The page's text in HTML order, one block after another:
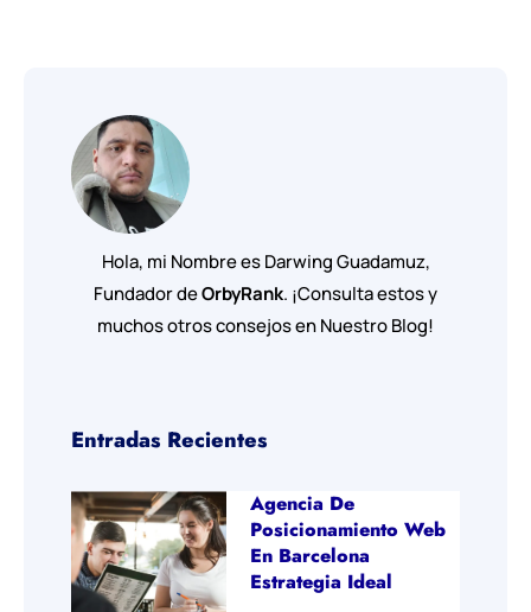
Hola, mi Nombre es Darwing Guadamuz,
Fundador deOrbyRank. ¡Consulta estos y
muchos otros consejos en Nuestro Blog!
Entradas Recientes
Agencia De
Posicionamiento Web
En Barcelona
Estrategia Ideal